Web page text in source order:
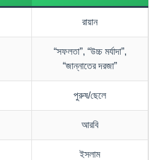
রায়ান
“সফলতা”, “উচ্চ মর্যাদা”,
“জান্নাতের দরজা”
পুরুষ/ছেলে
আরবি
ইসলাম